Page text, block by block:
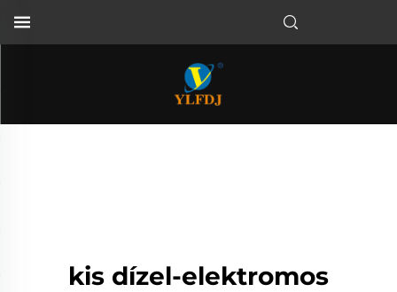
kis dízel-elektromos